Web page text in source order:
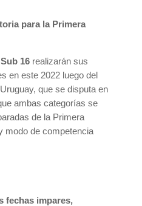
para la Primera
16realizarán sus
en este 2022 luego del
que se disputa en
ambas categorías se
de la Primera
modo de competencia
fechas impares,